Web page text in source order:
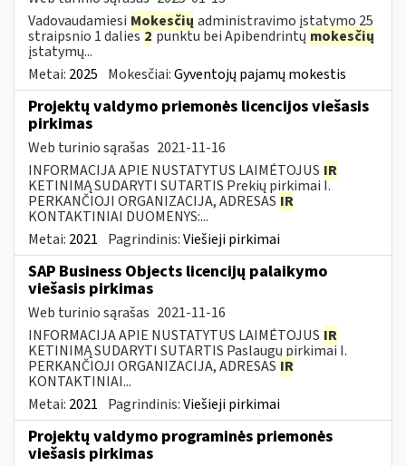
Vadovaudamiesi Mokesčių administravimo įstatymo 25
straipsnio 1 dalies2punktu bei Apibendrintų mokesčių
įstatymų...
Metai: 2025 Mokesčiai:Gyventojų pajamų mokestis
Projektų valdymo priemonės licencijos viešasis
pirkimas
Web turinio sąrašas 2021-11-16
INFORMACIJA APIE NUSTATYTUS LAIMĖTOJUS IR
KETINIMĄ SUDARYTI SUTARTIS Prekių pirkimai I.
PERKANČIOJI ORGANIZACIJA, ADRESAS IR
KONTAKTINIAI DUOMENYS:...
Metai: 2021 Pagrindinis:Viešieji pirkimai
SAP Business Objects licencijų palaikymo
viešasis pirkimas
Web turinio sąrašas 2021-11-16
INFORMACIJA APIE NUSTATYTUS LAIMĖTOJUS IR
KETINIMĄ SUDARYTI SUTARTIS Paslaugų pirkimai I.
PERKANČIOJI ORGANIZACIJA, ADRESAS IR
KONTAKTINIAI...
Metai: 2021 Pagrindinis:Viešieji pirkimai
Projektų valdymo programinės priemonės
viešasis pirkimas